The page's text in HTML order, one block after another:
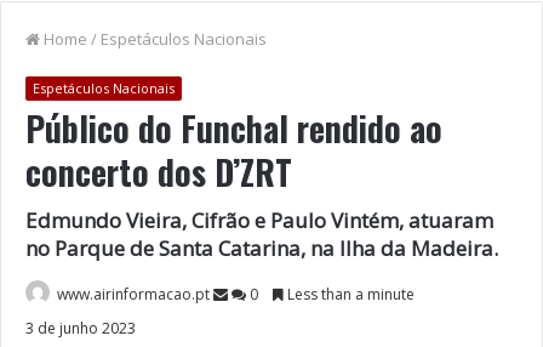
Home / Espetáculos Nacionais
Espetáculos Nacionais
Público do Funchal rendido ao
concerto dos D’ZRT
Edmundo Vieira, Cifrão e Paulo Vintém, atuaram
no Parque de Santa Catarina, na Ilha da Madeira.
www.airinformacao.pt 0
Less than a minute
3 de junho 2023